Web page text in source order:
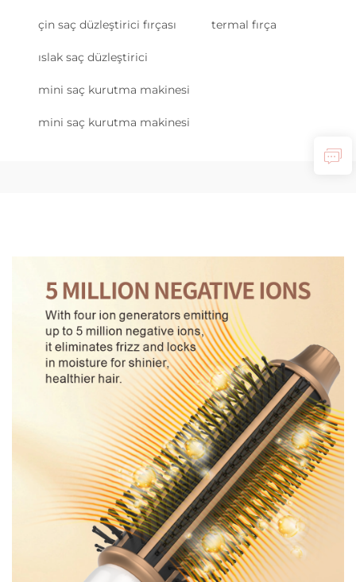
çin saç düzleştirici fırçası termal fırça
ıslak saç düzleştirici
mini saç kurutma makinesi
mini saç kurutma makinesi